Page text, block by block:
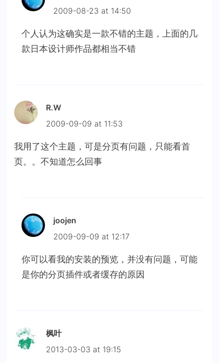
2009-08-23 at 14:50
个人认为这确实是一款不错的主题，上面的几
款日本设计师作品都相当不错
R.W
2009-09-09 at 11:53
我用了这个主题，可是分页有问题，只能看首
页。。不知道怎么回事
joojen
2009-09-09 at 12:17
你可以看我的安装的预览，并没有问题，可能
是你的分页插件或者缓存的原因
枫叶
2013-03-03 at 19:15